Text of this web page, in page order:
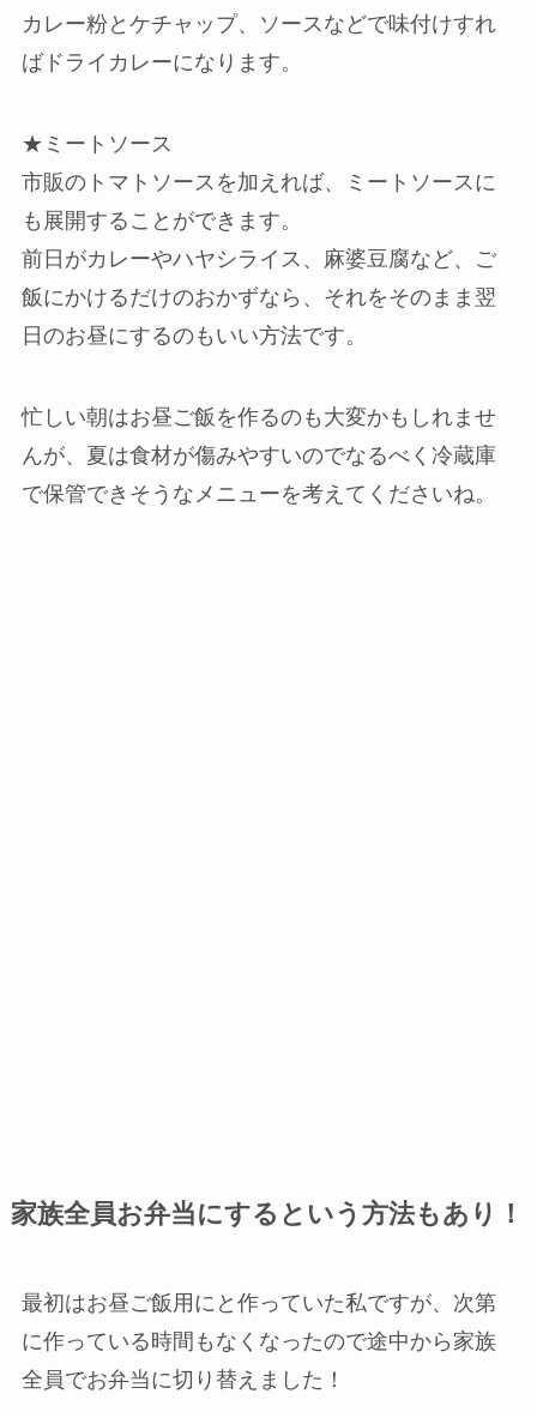
カレー粉とケチャップ、ソースなどで味付けすれ
ばドライカレーになります。
★ミートソース
市販のトマトソースを加えれば、ミートソースに
も展開することができます。
前日がカレーやハヤシライス、麻婆豆腐など、ご
飯にかけるだけのおかずなら、それをそのまま翌
日のお昼にするのもいい方法です。
忙しい朝はお昼ご飯を作るのも大変かもしれませ
んが、夏は食材が傷みやすいのでなるべく冷蔵庫
で保管できそうなメニューを考えてくださいね。
家族全員お弁当にするという方法もあり！
最初はお昼ご飯用にと作っていた私ですが、次第
に作っている時間もなくなったので途中から家族
全員でお弁当に切り替えました！